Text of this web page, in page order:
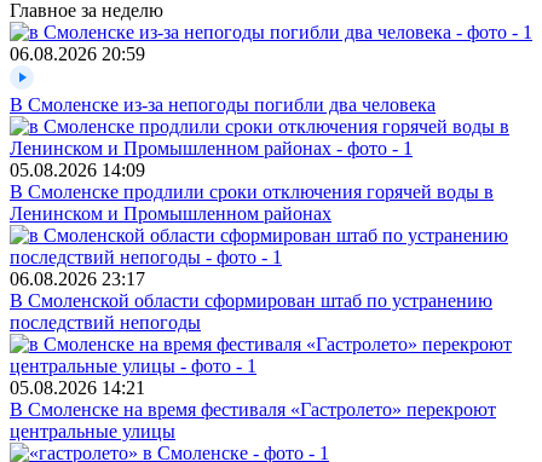
Главное за неделю
06.08.2026 20:59
В Смоленске из-за непогоды погибли два человека
05.08.2026 14:09
В Смоленске продлили сроки отключения горячей воды в
Ленинском и Промышленном районах
06.08.2026 23:17
В Смоленской области сформирован штаб по устранению
последствий непогоды
05.08.2026 14:21
В Смоленске на время фестиваля «Гастролето» перекроют
центральные улицы